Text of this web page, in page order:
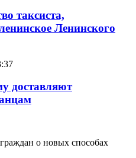
таксиста,
Ленинского
доставляют
о новых способах